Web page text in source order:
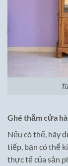
Ghé thăm cửa
Nếu có thể, hãy
tiếp, bạn có thể
thực tế của sản